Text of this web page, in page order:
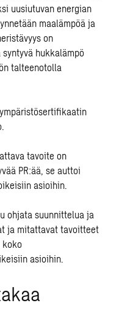
uusiutuvan energian
maalämpöä ja
on
hukkalämpö
talteenotolla
tavoite on
PR:ää, se auttoi
asioihin.
ohjata suunnittelua ja
ja mitattavat tavoitteet
asioihin.